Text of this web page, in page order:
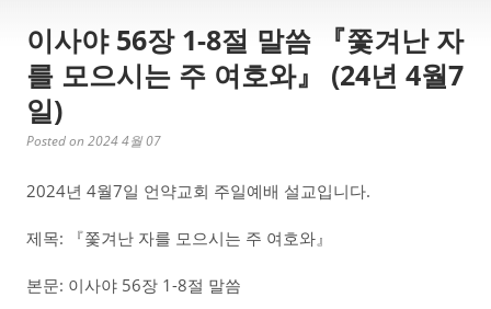
이사야 56장 1-8절 말씀 『쫓겨난 자
를 모으시는 주 여호와』 (24년 4월7
일)
Posted on 2024 4월 07
2024년 4월7일 언약교회 주일예배 설교입니다.
제목: 『쫓겨난 자를 모으시는 주 여호와』
본문: 이사야 56장 1-8절 말씀